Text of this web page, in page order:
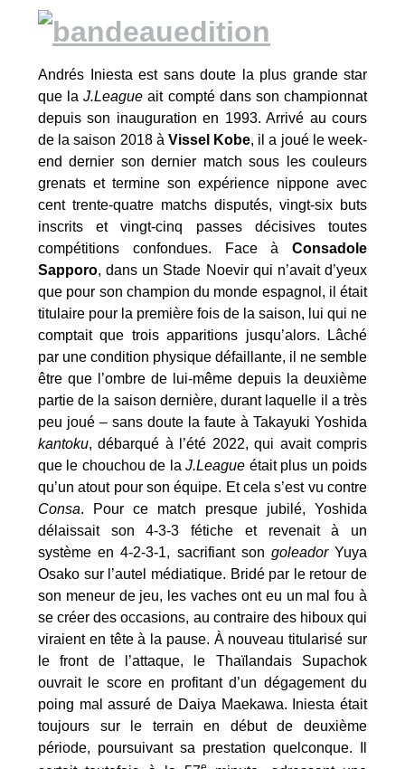
Andrés Iniesta est sans doute la plus grande star
que la J.League ait compté dans son championnat
depuis son inauguration en 1993. Arrivé au cours
de la saison 2018 à Vissel Kobe, il a joué le week-
end dernier son dernier match sous les couleurs
grenats et termine son expérience nippone avec
cent trente-quatre matchs disputés, vingt-six buts
inscrits et vingt-cinq passes décisives toutes
compétitions confondues. Face à Consadole
Sapporo, dans un Stade Noevir qui n’avait d’yeux
que pour son champion du monde espagnol, il était
titulaire pour la première fois de la saison, lui qui ne
comptait que trois apparitions jusqu’alors. Lâché
par une condition physique défaillante, il ne semble
être que l’ombre de lui-même depuis la deuxième
partie de la saison dernière, durant laquelle il a très
peu joué – sans doute la faute à Takayuki Yoshida
kantoku, débarqué à l’été 2022, qui avait compris
que le chouchou de laJ.League était plus un poids
qu’un atout pour son équipe. Et cela s’est vu contre
Consa. Pour ce match presque jubilé, Yoshida
délaissait son 4-3-3 fétiche et revenait à un
système en 4-2-3-1, sacrifiant son goleadorYuya
Osako sur l’autel médiatique. Bridé par le retour de
son meneur de jeu, les vaches ont eu un mal fou à
se créer des occasions, au contraire des hiboux qui
viraient en tête à la pause. À nouveau titularisé sur
le front de l’attaque, le Thaïlandais Supachok
ouvrait le score en profitant d’un dégagement du
poing mal assuré de Daiya Maekawa. Iniesta était
toujours sur le terrain en début de deuxième
période, poursuivant sa prestation quelconque. Il